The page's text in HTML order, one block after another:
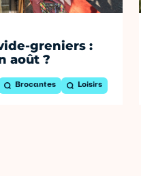
greniers :
août ?
Brocantes Loisirs